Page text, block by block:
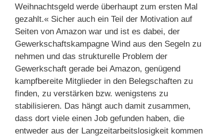
Weihnachtsgeld werde überhaupt zum ersten Mal
gezahlt.« Sicher auch ein Teil der Motivation auf
Seiten von Amazon war und ist es dabei, der
Gewerkschaftskampagne Wind aus den Segeln zu
nehmen und das strukturelle Problem der
Gewerkschaft gerade bei Amazon, genügend
kampfbereite Mitglieder in den Belegschaften zu
finden, zu verstärken bzw. wenigstens zu
stabilisieren. Das hängt auch damit zusammen,
dass dort viele einen Job gefunden haben, die
entweder aus der Langzeitarbeitslosigkeit kommen